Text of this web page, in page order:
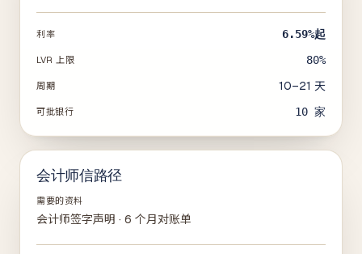
利率 6.59%起
LVR 上限 80%
周期 10–21 天
可批银行 10 家
会计师信路径
需要的资料
会计师签字声明 · 6 个月对账单